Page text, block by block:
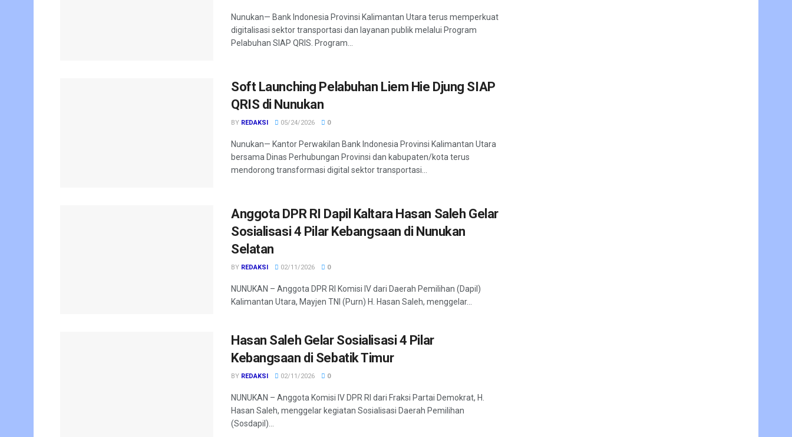
Nunukan— Bank Indonesia Provinsi Kalimantan Utara terus memperkuat
digitalisasi sektor transportasi dan layanan publik melalui Program
Pelabuhan SIAP QRIS. Program...
Soft Launching Pelabuhan Liem Hie Djung SIAP
QRIS di Nunukan
BY REDAKSI 05/24/2026 0
Nunukan— Kantor Perwakilan Bank Indonesia Provinsi Kalimantan Utara
bersama Dinas Perhubungan Provinsi dan kabupaten/kota terus
mendorong transformasi digital sektor transportasi...
Anggota DPR RI Dapil Kaltara Hasan Saleh Gelar
Sosialisasi 4 Pilar Kebangsaan di Nunukan
Selatan
BY REDAKSI 02/11/2026 0
NUNUKAN – Anggota DPR RI Komisi IV dari Daerah Pemilihan (Dapil)
Kalimantan Utara, Mayjen TNI (Purn) H. Hasan Saleh, menggelar...
Hasan Saleh Gelar Sosialisasi 4 Pilar
Kebangsaan di Sebatik Timur
BY REDAKSI 02/11/2026 0
NUNUKAN – Anggota Komisi IV DPR RI dari Fraksi Partai Demokrat, H.
Hasan Saleh, menggelar kegiatan Sosialisasi Daerah Pemilihan
(Sosdapil)...